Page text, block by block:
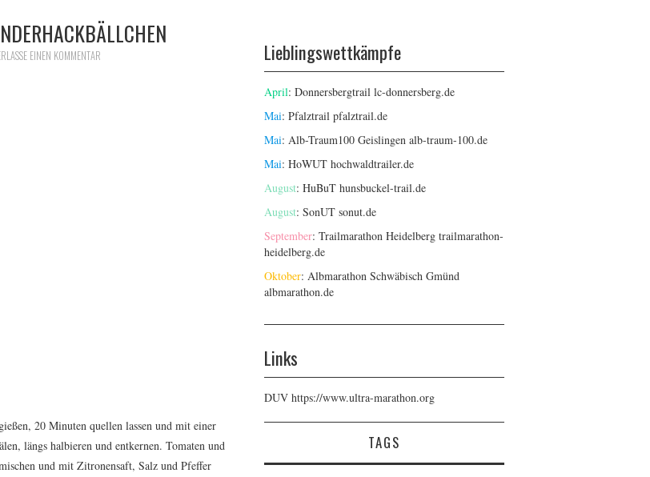
EINEN KOMMENTAR
20 Minuten quellen lassen und mit einer
längs halbieren und entkernen. Tomaten und
und mit Zitronensaft, Salz und Pfeffer
Lieblingswettkämpfe
April: Donnersbergtrail lc-donnersberg.de
Mai: Pfalztrail pfalztrail.de
Mai: Alb-Traum100 Geislingen alb-traum-100.de
Mai: HoWUT hochwaldtrailer.de
August: HuBuT hunsbuckel-trail.de
August: SonUT sonut.de
September: Trailmarathon Heidelberg trailmarathon-
heidelberg.de
Oktober: Albmarathon Schwäbisch Gmünd
albmarathon.de
Links
DUV https://www.ultra-marathon.org
TAGS